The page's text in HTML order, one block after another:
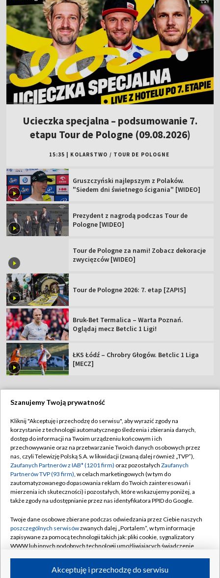
Ucieczka specjalna – podsumowanie 7.
etapu Tour de Pologne (09.08.2026)
15:35 KOLARSTWO / TOUR DE POLOGNE
Gruszczyński najlepszym z Polaków.
"Siedem dni świetnego ścigania" [WIDEO]
Prezydent z nagrodą podczas Tour de
Pologne [WIDEO]
Tour de Pologne za nami! Zobacz dekoracje
zwycięzców [WIDEO]
Tour de Pologne 2026: 7. etap [ZAPIS]
Bruk-Bet Termalica – Warta Poznań.
Oglądaj mecz Betclic 1 Ligi!
ŁKS Łódź – Chrobry Głogów. Betclic 1 Liga
[MECZ]
Abonament TVP
Sklep TVP
Biuro Reklamy
Oferta Handlowa
Telegazeta ogłoszenia
Rada Programowa
Ogłoszenia przetargowe
Akademia Telewizyjna
Informacje o nadawcy
Regulamin TVP
Polityka prywatności
Moje zgody
Biuro reklamy
Kontakt
Kanały
©2026 Telewizja Polska Spółka Akcyjna w likwidacji
Szanujemy Twoją prywatność
Kliknij "Akceptuję i przechodzę do serwisu", aby wyrazić zgody na
korzystanie z technologii automatycznego śledzenia i zbierania danych,
dostęp do informacji na Twoim urządzeniu końcowym i ich
przechowywanie oraz na przetwarzanie Twoich danych osobowych przez
nas, czyli Telewizję Polską S.A. w likwidacji (zwaną dalej również „TVP”),
Zaufanych Partnerów z IAB* (1201 firm) oraz pozostałych Zaufanych
Partnerów TVP (93 firm), w celach marketingowych (w tym do
zautomatyzowanego dopasowania reklam do Twoich zainteresowań i
mierzenia ich skuteczności) i pozostałych, które wskazujemy poniżej, a
także zgody na udostępnianie przez nas identyfikatora PPID do Google.
Twoje dane osobowe zbierane podczas odwiedzania przez Ciebie naszych
poszczególnych serwisówzwanych dalej „Portalem”, w tym informacje
zapisywane za pomocą technologii takich jak: pliki cookie, sygnalizatory
WWW lub innych podobnych technologii umożliwiających świadczenie
ruchu w Internecie.Akceptuję i przechodzę do serwisu